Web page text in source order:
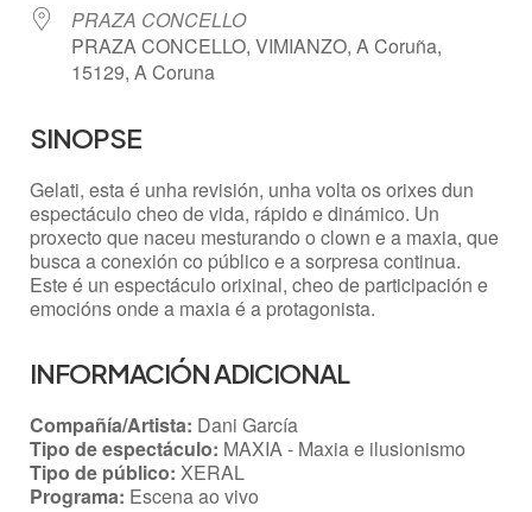
PRAZA CONCELLO
PRAZA CONCELLO, VIMIANZO, A Coruña,
15129, A Coruna
SINOPSE
Gelati, esta é unha revisión, unha volta os orixes dun
espectáculo cheo de vida, rápido e dinámico. Un
proxecto que naceu mesturando o clown e a maxia, que
busca a conexión co público e a sorpresa continua.
Este é un espectáculo orixinal, cheo de participación e
emocións onde a maxia é a protagonista.
INFORMACIÓN ADICIONAL
Compañía/Artista: Dani García
Tipo de espectáculo: MAXIA - Maxia e ilusionismo
Tipo de público: XERAL
Programa: Escena ao vivo